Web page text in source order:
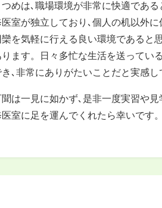
めは､職場環境が非常に快適であ
室が独立しており､個人の机以外
を気軽に行える良い環境であると
ます。日々多忙な生活を送ってい
､非常にありがたいことだと実感し
は一見に如かず､是非一度実習や
室に足を運んでくれたら幸いです